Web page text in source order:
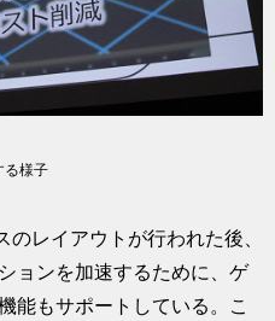
る様子
レイアウトが行われた後、
ョンを加速するために、ゲ
能もサポートしている。こ